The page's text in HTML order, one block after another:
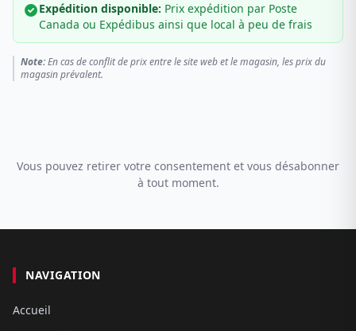
Expédition disponible: Prix expédition par Poste
Canada ou Expédibus ainsi que local à peu de frais
Note:En cas de conflit de prix entre le site web et le magasin, les prix du
magasin prévalent.
Vous pouvez retirer votre consentement et vous désabonner
à tout moment.
NAVIGATION
Accueil